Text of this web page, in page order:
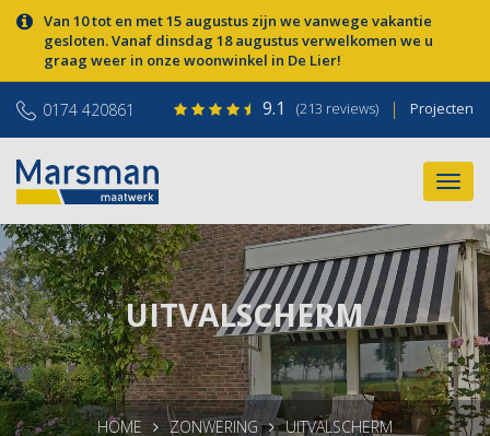
Van 10 tot en met 15 augustus zijn we vanwege vakantie
gesloten. Vanaf dinsdag 18 augustus verwelkomen we u
graag weer in onze woonwinkel in De Lier!
0174 420861 9.1 (213 reviews) | Projecten
UITVALSCHERM
HOME ZONWERING UITVALSCHERM